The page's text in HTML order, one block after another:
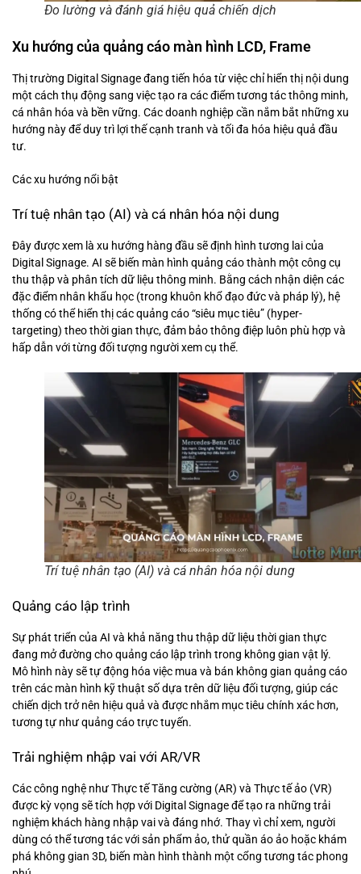
Đo lường và đánh giá hiệu quả chiến dịch
Xu hướng của quảng cáo màn hình LCD, Frame
Thị trường Digital Signage đang tiến hóa từ việc chỉ hiển thị nội dung
một cách thụ động sang việc tạo ra các điểm tương tác thông minh,
cá nhân hóa và bền vững. Các doanh nghiệp cần nắm bắt những xu
hướng này để duy trì lợi thế cạnh tranh và tối đa hóa hiệu quả đầu
tư.
Các xu hướng nổi bật
Trí tuệ nhân tạo (AI) và cá nhân hóa nội dung
Đây được xem là xu hướng hàng đầu sẽ định hình tương lai của
Digital Signage. AI sẽ biến màn hình quảng cáo thành một công cụ
thu thập và phân tích dữ liệu thông minh. Bằng cách nhận diện các
đặc điểm nhân khẩu học (trong khuôn khổ đạo đức và pháp lý), hệ
thống có thể hiển thị các quảng cáo “siêu mục tiêu” (hyper-
targeting) theo thời gian thực, đảm bảo thông điệp luôn phù hợp và
hấp dẫn với từng đối tượng người xem cụ thể.
Trí tuệ nhân tạo (AI) và cá nhân hóa nội dung
Quảng cáo lập trình
Sự phát triển của AI và khả năng thu thập dữ liệu thời gian thực
đang mở đường cho quảng cáo lập trình trong không gian vật lý.
Mô hình này sẽ tự động hóa việc mua và bán không gian quảng cáo
trên các màn hình kỹ thuật số dựa trên dữ liệu đối tượng, giúp các
chiến dịch trở nên hiệu quả và được nhắm mục tiêu chính xác hơn,
tương tự như quảng cáo trực tuyến.
Trải nghiệm nhập vai với AR/VR
Các công nghệ như Thực tế Tăng cường (AR) và Thực tế ảo (VR)
được kỳ vọng sẽ tích hợp với Digital Signage để tạo ra những trải
nghiệm khách hàng nhập vai và đáng nhớ. Thay vì chỉ xem, người
dùng có thể tương tác với sản phẩm ảo, thử quần áo ảo hoặc khám
phá không gian 3D, biến màn hình thành một cổng tương tác phong